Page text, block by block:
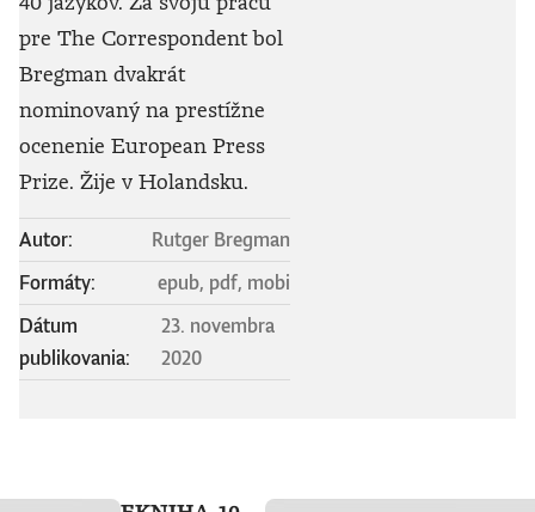
pre The Correspondent bol
Bregman dvakrát
nominovaný na prestížne
ocenenie European Press
Prize. Žije v Holandsku.
Autor:
Rutger Bregman
Formáty:
epub, pdf, mobi
Dátum
publikovania:
23. novembra
2020